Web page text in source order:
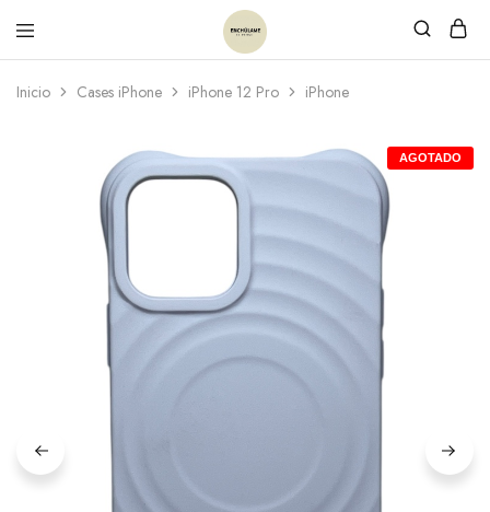
Inicio Cases iPhone iPhone 12 Pro iPhone
AGOTADO